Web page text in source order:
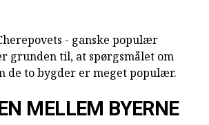
- ganske populær
grunden til, at spørgsmålet om
de to bygder er meget populær.
MELLEM BYERNE